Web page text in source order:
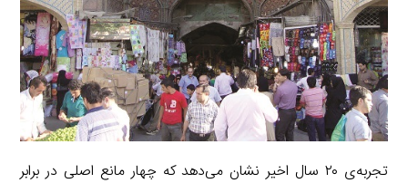
تجربه‌ی ۲۰ سال اخیر نشان می‌دهد که چهار مانع اصلی در برابر